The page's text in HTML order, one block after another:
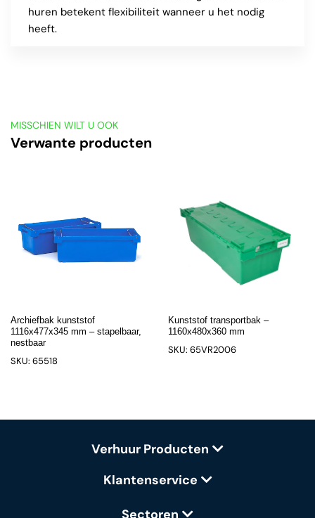
huren betekent flexibiliteit wanneer u het nodig
heeft.
MISSCHIEN WILT U OOK
Verwante producten
Archiefbak kunststof
1116x477x345 mm – stapelbaar,
nestbaar
SKU: 65518
Kunststof transportbak –
1160x480x360 mm
SKU: 65VR2006
Verhuur Producten
Klantenservice
Sectoren